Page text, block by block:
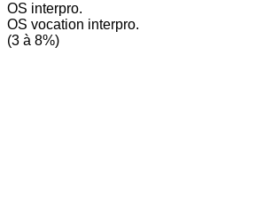
OS interpro.
OS vocation interpro.
(3 à 8%)